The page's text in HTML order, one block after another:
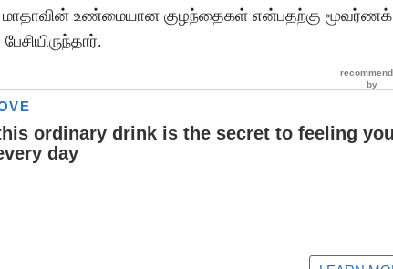
மாதாவின் உண்மையான குழந்தைகள் என்பதற்கு மூவர்ணக்